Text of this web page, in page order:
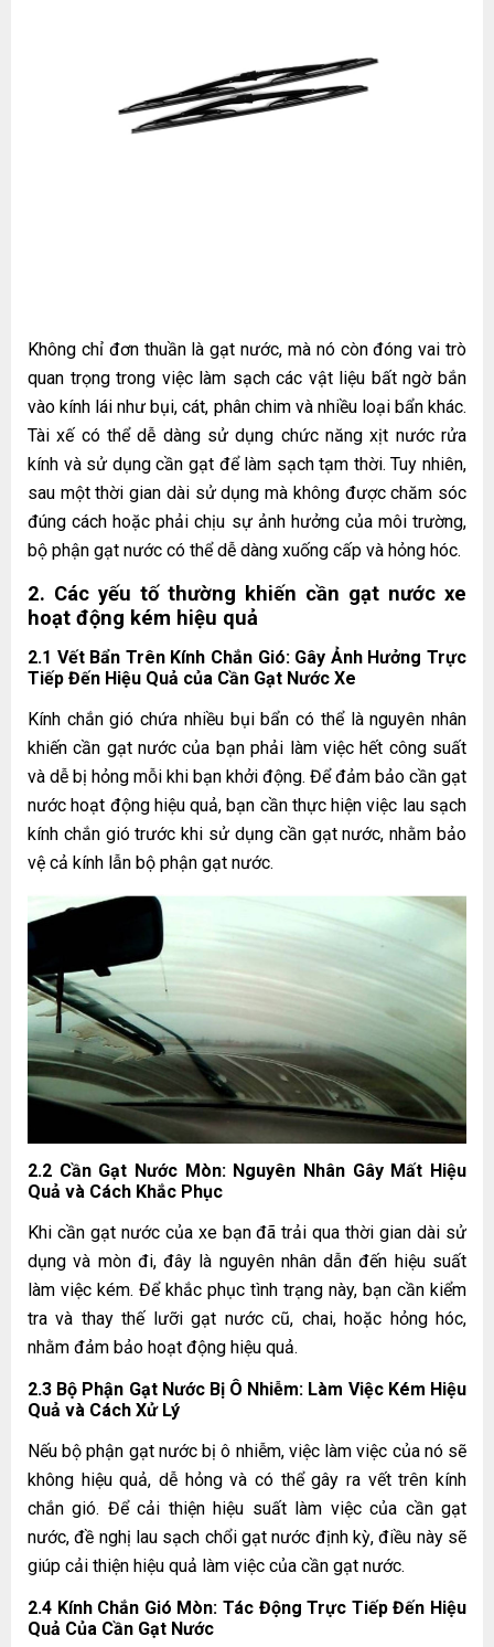
Không chỉ đơn thuần là gạt nước, mà nó còn đóng vai trò
quan trọng trong việc làm sạch các vật liệu bất ngờ bắn
vào kính lái như bụi, cát, phân chim và nhiều loại bẩn khác.
Tài xế có thể dễ dàng sử dụng chức năng xịt nước rửa
kính và sử dụng cần gạt để làm sạch tạm thời. Tuy nhiên,
sau một thời gian dài sử dụng mà không được chăm sóc
đúng cách hoặc phải chịu sự ảnh hưởng của môi trường,
bộ phận gạt nước có thể dễ dàng xuống cấp và hỏng hóc.
2. Các yếu tố thường khiến cần gạt nước xe
hoạt động kém hiệu quả
2.1 Vết Bẩn Trên Kính Chắn Gió: Gây Ảnh Hưởng Trực
Tiếp Đến Hiệu Quả của Cần Gạt Nước Xe
Kính chắn gió chứa nhiều bụi bẩn có thể là nguyên nhân
khiến cần gạt nước của bạn phải làm việc hết công suất
và dễ bị hỏng mỗi khi bạn khởi động. Để đảm bảo cần gạt
nước hoạt động hiệu quả, bạn cần thực hiện việc lau sạch
kính chắn gió trước khi sử dụng cần gạt nước, nhằm bảo
vệ cả kính lẫn bộ phận gạt nước.
2.2 Cần Gạt Nước Mòn: Nguyên Nhân Gây Mất Hiệu
Quả và Cách Khắc Phục
Khi cần gạt nướccủa xe bạn đã trải qua thời gian dài sử
dụng và mòn đi, đây là nguyên nhân dẫn đến hiệu suất
làm việc kém. Để khắc phục tình trạng này, bạn cần kiểm
tra và thay thế lưỡi gạt nước cũ, chai, hoặc hỏng hóc,
nhằm đảm bảo hoạt động hiệu quả.
2.3 Bộ Phận Gạt Nước Bị Ô Nhiễm: Làm Việc Kém Hiệu
Quả và Cách Xử Lý
Nếu bộ phận gạt nước bị ô nhiễm, việc làm việc của nó sẽ
không hiệu quả, dễ hỏng và có thể gây ra vết trên kính
chắn gió. Để cải thiện hiệu suất làm việc của cần gạt
nước, đề nghị lau sạch chổi gạt nước định kỳ, điều này sẽ
giúp cải thiện hiệu quả làm việc của cần gạt nước.
2.4 Kính Chắn Gió Mòn: Tác Động Trực Tiếp Đến Hiệu
Quả Của Cần Gạt Nước